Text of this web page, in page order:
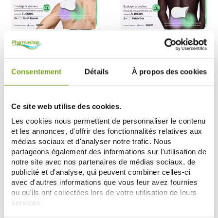
Consentement Détails À propos des cookies
Ce site web utilise des cookies.
Les cookies nous permettent de personnaliser le contenu
et les annonces, d'offrir des fonctionnalités relatives aux
médias sociaux et d'analyser notre trafic. Nous
partageons également des informations sur l'utilisation de
notre site avec nos partenaires de médias sociaux, de
publicité et d'analyse, qui peuvent combiner celles-ci
avec d'autres informations que vous leur avez fournies
ou qu'ils ont collectées lors de votre utilisation de leurs
services.
PATCHS EPAULE
13,60 €
12,24 €
PATCHS DOS
-10%